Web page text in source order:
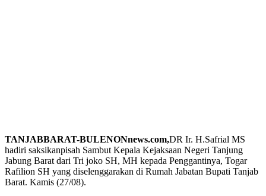
TANJABBARAT-BULENONnews.com,DR Ir. H.Safrial MS
hadiri saksikanpisah Sambut Kepala Kejaksaan Negeri Tanjung
Jabung Barat dari Tri joko SH, MH kepada Penggantinya, Togar
Rafilion SH yang diselenggarakan di Rumah Jabatan Bupati Tanjab
Barat. Kamis (27/08).